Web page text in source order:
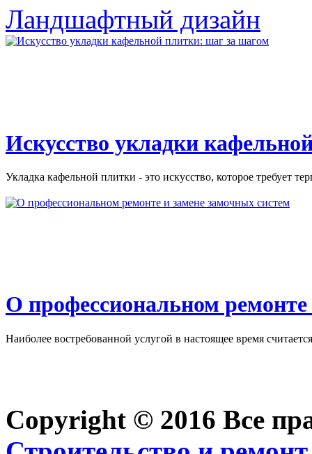
Ландшафтный дизайн
Искусство укладки
Укладка кафельной плитки - это искусство, которое требует
О профессиональном
Наиболее востребованной услугой в настоящее время
Copyright © 2016 Все